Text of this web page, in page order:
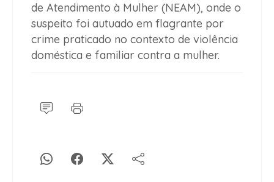
de Atendimento à Mulher (NEAM), onde o
suspeito foi autuado em flagrante por
crime praticado no contexto de violência
doméstica e familiar contra a mulher.